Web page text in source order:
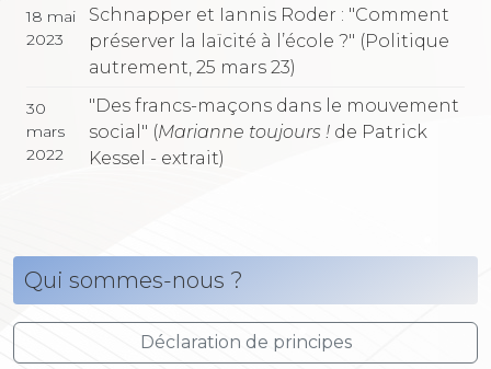
18 mai
2023
Schnapper et Iannis Roder : "Comment
préserver la laïcité à l’école ?" (Politique
autrement, 25 mars 23)
30
mars
2022
"Des francs-maçons dans le mouvement
social" (Marianne toujours ! de Patrick
Kessel - extrait)
Qui sommes-nous ?
Déclaration de principes